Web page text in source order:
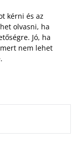
kérni és az
olvasni, ha
Jó, ha
nem lehet